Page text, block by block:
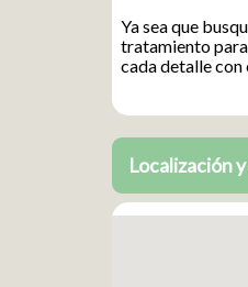
Ya sea que
tratamiento
cada detalle
Localización